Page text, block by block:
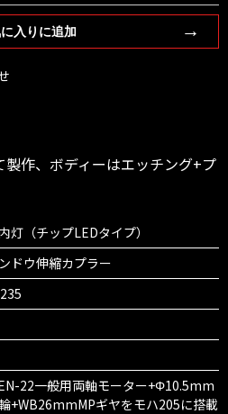
入りに追加
製作、ボディーはエッチング+プ
灯（チップLEDタイプ）
ドウ伸縮カプラー
22一般用両軸モーター+Φ10.5mm
+WB26mmMPギヤをモハ205に搭載